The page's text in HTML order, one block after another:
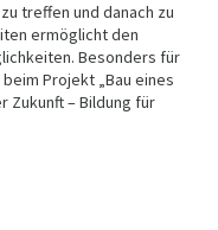
treffen und danach zu
ermöglicht den
Besonders für
Projekt „Bau eines
Zukunft – Bildung für